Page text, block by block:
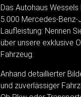
Das Autohaus
5.000 Mercedes-
Laufleistung: Nennen
über unsere exklusive
Fahrzeug.
Anhand detaillierter
und zuverlässiger